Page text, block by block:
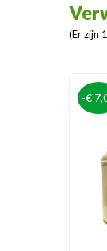
(Er zijn
-€